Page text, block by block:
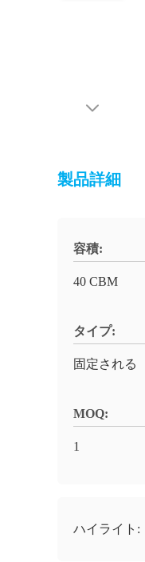
製品詳細
容積:
40 CBM
タイプ:
固定される
MOQ:
1
ハイライト: